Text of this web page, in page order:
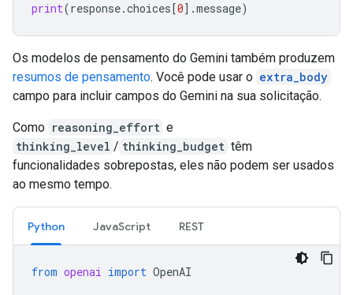
print(response.choices[0] .message)
Os modelos de pensamento do Gemini também produzem
resumos de pensamento. Você pode usar o extra_body
campo para incluir campos do Gemini na sua solicitação.
Como reasoning_effort e
thinking_level / thinking_budget têm
funcionalidades sobrepostas, eles não podem ser usados
ao mesmo tempo.
Python JavaScript REST
from openai import OpenAI